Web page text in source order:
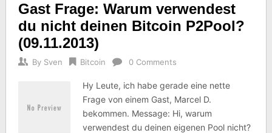
Gast Frage: Warum verwendest
du nicht deinen Bitcoin P2Pool?
(09.11.2013)
By Sven Bitcoin 0 Comments
Hy Leute, ich habe gerade eine nette
Frage von einem Gast, Marcel D.
bekommen. Message: Hi, warum
verwendest du deinen eigenen Pool nicht?